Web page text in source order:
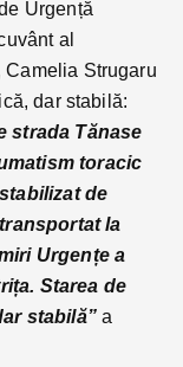
Urgență
al
Strugaru
dar stabilă:
strada Tănase
toracic
de
la
Urgențe a
Starea de
stabilă”a